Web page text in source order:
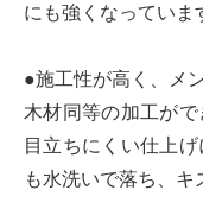
にも強くなっていま
●施工性が高く、メ
木材同等の加工が
目立ちにくい仕上
も水洗いで落ち、キ